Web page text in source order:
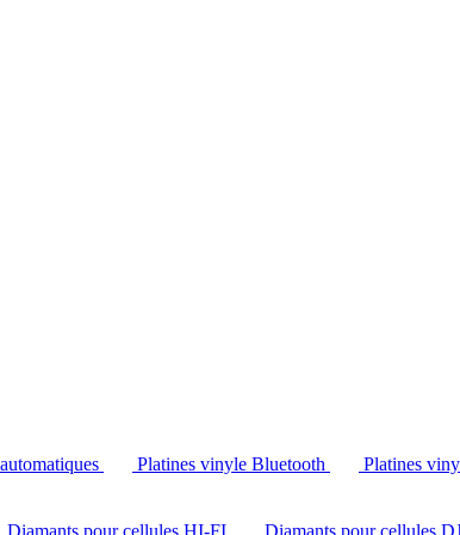
Platines vinyle Bluetooth
Platines
Diamants pour cellules HI-FI
Diamants pour cellules